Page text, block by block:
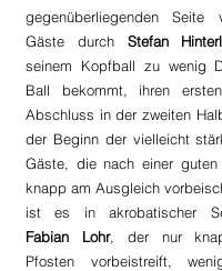
gegenüberliegenden Seite
Gäste durch Stefan
seinem Kopfball zu wenig
Ball bekommt, ihren ersten
Abschluss in der zweiten
der Beginn der vielleicht
Gäste, die nach einer guten
knapp am Ausgleich
Fabian Lohr, der nur
Pfosten vorbeistreift,